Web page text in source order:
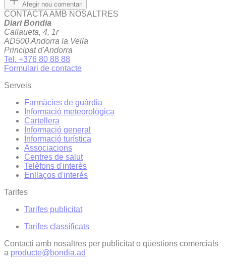
Afegir nou comentari
CONTACTA AMB NOSALTRES
Diari Bondia
Callaueta, 4, 1r
AD500 Andorra la Vella
Principat d'Andorra
Tel. +376 80 88 88
Formulari de contacte
Serveis
Farmàcies de guàrdia
Informació meteorològica
Cartellera
Informació general
Informació turística
Associacions
Centres de salut
Telèfons d'interès
Enllaços d'interés
Tarifes
Tarifes publicitat
Tarifes classificats
Contacti amb nosaltres per publicitat o qüestions comercials
a producte@bondia.ad